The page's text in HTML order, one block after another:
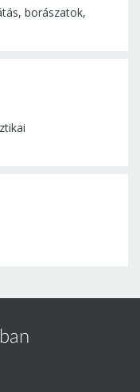
borászatok,